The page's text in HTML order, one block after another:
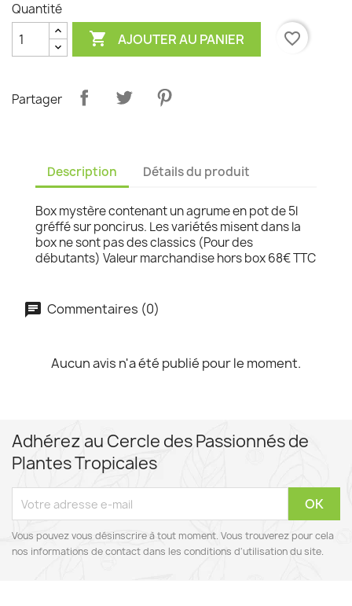
Quantité
 AJOUTER AU PANIER favorite_border
Partager
Description Détails du produit
Box mystère contenant un agrume en pot de 5l
gréffé sur poncirus. Les variétés misent dans la
box ne sont pas des classics (Pour des
débutants) Valeur marchandise hors box 68€ TTC
Commentaires (0)
Aucun avis n'a été publié pour le moment.
Adhérez au Cercle des Passionnés de
Plantes Tropicales
Vous pouvez vous désinscrire à tout moment. Vous trouverez pour cela
nos informations de contact dans les conditions d'utilisation du site.